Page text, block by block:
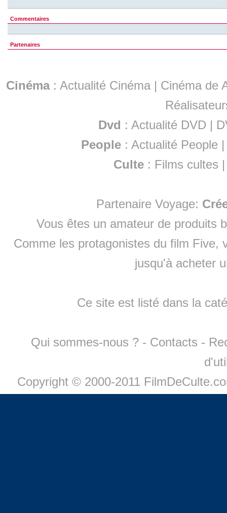
Commentaires
Partenaires
Cinéma: Actualité Cinéma | Cinéma de
Dvd : Actualité DVD |
People :Actualité People
Culte : Films cultes
Partenaire Voyage:
Vous êtes un amateur de produits
Comme les protagonistes du film Five,
jusqu'à acheter
Ce site est listé dans la
Qui sommes-nous ? - Contacts -
Copyright © 2000-2011